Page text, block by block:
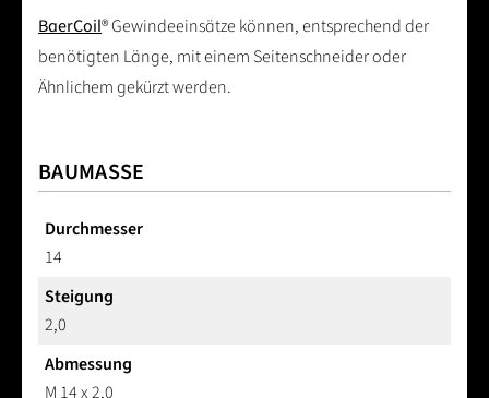
BaerCoil® Gewindeeinsätze können, entsprechend der
benötigten Länge, mit einem Seitenschneider oder
Ähnlichem gekürzt werden.
BAUMASSE
Durchmesser
14
Steigung
2,0
Abmessung
M 14 x 2,0